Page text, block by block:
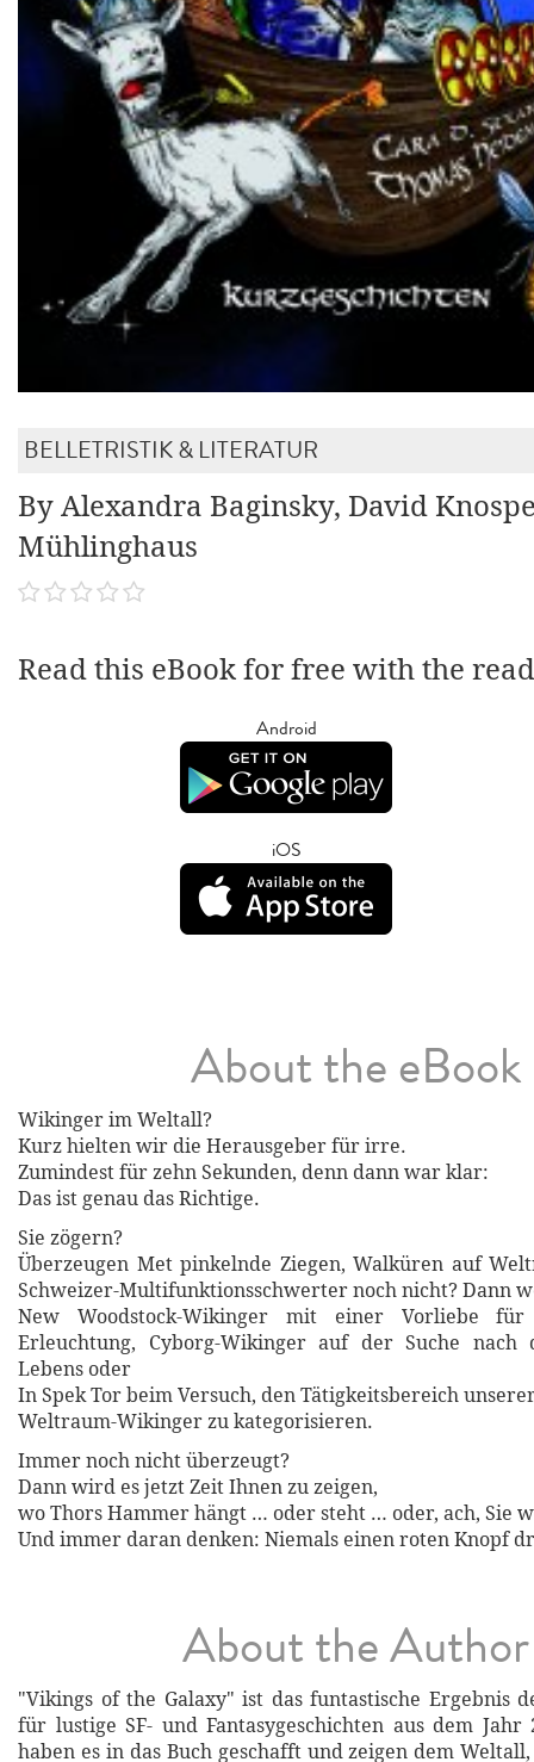
BELLETRISTIK & LITERATUR
By Alexandra Baginsky, David
Mühlinghaus
Read this eBook for free with the
Android
iOS
About the eBook
Wikinger im Weltall?
Kurz hielten wir die Herausgeber für irre.
Zumindest für zehn Sekunden, denn dann war klar:
Das ist genau das Richtige.
Sie zögern?
Überzeugen Met pinkelnde Ziegen, Walküren auf
Schweizer-Multifunktionsschwerter noch nicht? Dann
New Woodstock-Wikinger mit einer Vorliebe
Erleuchtung, Cyborg-Wikinger auf der Suche nach
Lebens oder
In Spek Tor beim Versuch, den Tätigkeitsbereich
Weltraum-Wikinger zu kategorisieren.
Immer noch nicht überzeugt?
Dann wird es jetzt Zeit Ihnen zu zeigen,
wo Thors Hammer hängt … oder steht … oder, ach, Sie
Und immer daran denken: Niemals einen roten Knopf
About the Author
"Vikings of the Galaxy" ist das funtastische Ergebnis
für lustige SF- und Fantasygeschichten aus dem Jahr
haben es in das Buch geschafft und zeigen dem